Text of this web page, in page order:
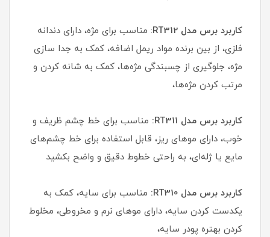
کاربرد برس مدل RT312
: مناسب برای مژه، دارای دندانه
فلزی، از بین برنده مواد ریمل اضافه، کمک به جدا سازی
مژه، جلوگیری از چسبندگی مژه‌ها، کمک به شانه کردن و
مرتب کردن مژه‌ها،
کاربرد برس مدل RT311:
مناسب برای خط چشم ظریف و
خوب، دارای موهای ریز، قابل استفاده برای خط چشم‌های
مایع یا ژله‌ای، به راحتی خطوط دقیق و واضح بکشید
کاربرد برس مدل RT310:
مناسب برای سایه، کمک به
یکدست کردن سایه، دارای موهای نرم و مخروطی، مخلوط
کردن بهتره پودر سایه،